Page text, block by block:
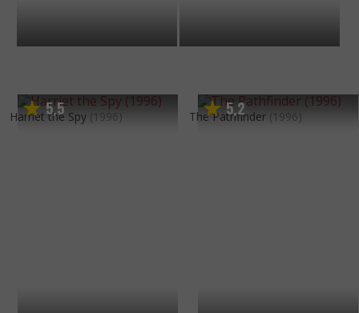
5,5
Harriet the Spy (1996) 5,2
The Pathfinder (1996)